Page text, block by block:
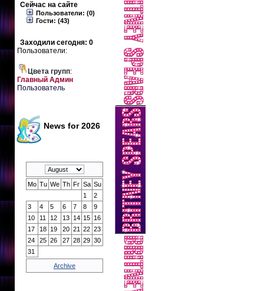
Сейчас на сайте
Пользователи: (0)
Гости: (43)
Заходили сегодня: 0
Пользователи:
Цвета групп:
Главный Админ
Пользователь
News for 2026
Mo Tu We Th Fr Sa Su
1
2
3
4 5 6 7 8
9
10
11 12 13 14 15 16
17
18 19 20 21 22 23
24
25 26 27 28 29 30
31
Archive